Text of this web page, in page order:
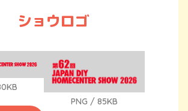
ショウロゴ
PNG / 85KB